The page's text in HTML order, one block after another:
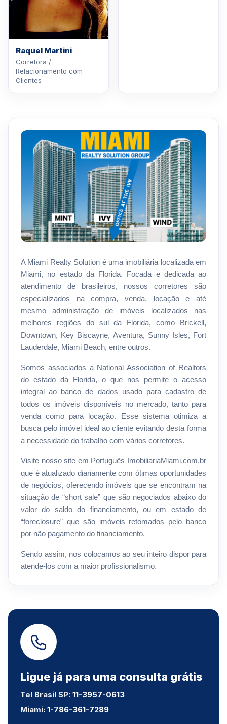
Raquel Martini
Corretora /
Relacionamento com
Clientes
A Miami Realty Solution é uma imobiliária localizada em
Miami, no estado da Florida. Focada e dedicada ao
atendimento de brasileiros, nossos corretores são
especializados na compra, venda, locação e até
mesmo administração de imóveis localizados nas
melhores regiões do sul da Florida, como Brickell,
Downtown, Key Biscayne, Aventura, Sunny Isles, Fort
Lauderdale, Miami Beach, entre outros.
Somos associados a National Association of Realtors
do estado da Florida, o que nos permite o acesso
integral ao banco de dados usado para cadastro de
todos os imóveis disponíveis no mercado, tanto para
venda como para locação. Esse sistema otimiza a
busca pelo imóvel ideal ao cliente evitando desta forma
a necessidade do trabalho com vários corretores.
Visite nosso site em Português ImobiliariaMiami.com.br
que é atualizado diariamente com ótimas oportunidades
de negócios, oferecendo imóveis que se encontram na
situação de “short sale” que são negociados abaixo do
valor do saldo do financiamento, ou em estado de
“foreclosure” que são imóveis retomados pelo banco
por não pagamento do financiamento.
Sendo assim, nos colocamos ao seu inteiro dispor para
atende-los com a maior profissionalismo.
Ligue já para uma consulta grátis
Tel Brasil SP: 11-3957-0613
Miami: 1-786-361-7289